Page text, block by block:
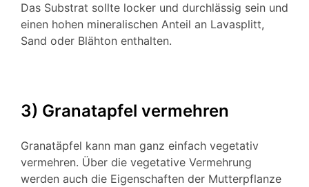
Das Substrat sollte locker und durchlässig sein und
einen hohen mineralischen Anteil an Lavasplitt,
Sand oder Blähton enthalten.
3) Granatapfel vermehren
Granatäpfel kann man ganz einfach vegetativ
vermehren. Über die vegetative Vermehrung
werden auch die Eigenschaften der Mutterpflanze